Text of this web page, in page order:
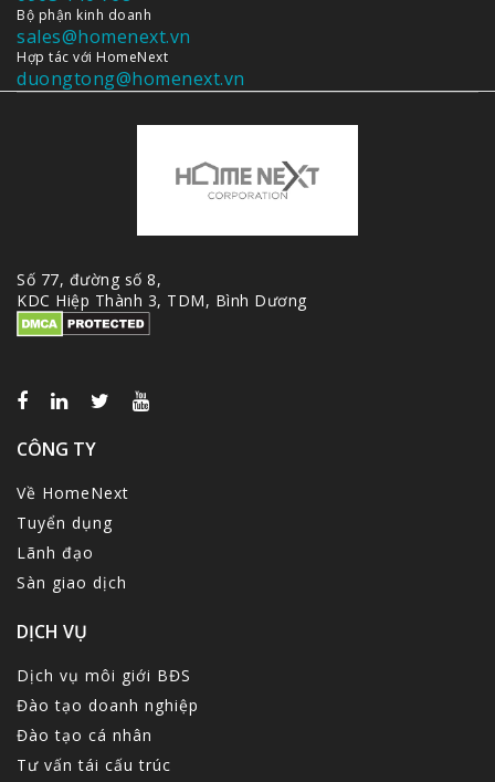
Bộ phận kinh doanh
sales@homenext.vn
Hợp tác với HomeNext
duongtong@homenext.vn
Số 77, đường số 8,
KDC Hiệp Thành 3, TDM, Bình Dương
CÔNG TY
Về HomeNext
Tuyển dụng
Lãnh đạo
Sàn giao dịch
DỊCH VỤ
Dịch vụ môi giới BĐS
Đào tạo doanh nghiệp
Đào tạo cá nhân
Tư vấn tái cấu trúc